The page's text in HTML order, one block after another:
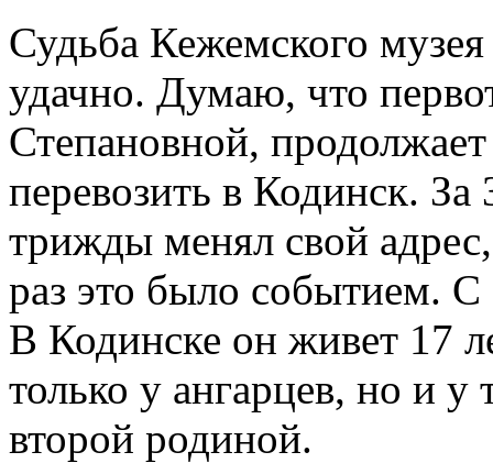
Судьба Кежемского
удачно. Думаю, что
Степановной,
перевозить в Кодинск.
трижды менял свой
раз это было событием. С
В Кодинске он живет 17
только у ангарцев, но и у
второй родиной.